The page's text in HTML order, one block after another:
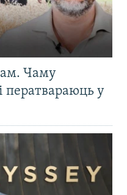
Чаму
ператвараюць у